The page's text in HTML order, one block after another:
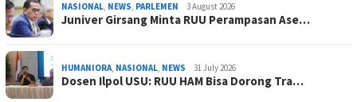
NASIONAL, NEWS, PARLEMEN 3 August 2026
Juniver Girsang Minta RUU Perampasan Ase…
HUMANIORA, NASIONAL, NEWS 31 July 2026
Dosen Ilpol USU: RUU HAM Bisa Dorong Tra…